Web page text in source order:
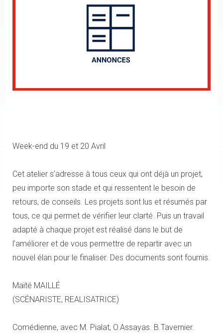
Week-end du 19 et 20 Avril
Cet atelier s’adresse à tous ceux qui ont déjà un projet,
peu importe son stade et qui ressentent le besoin de
retours, de conseils. Les projets sont lus et résumés par
tous, ce qui permet de vérifier leur clarté. Puis un travail
adapté à chaque projet est réalisé dans le but de
l’améliorer et de vous permettre de repartir avec un
nouvel élan pour le finaliser. Des documents sont fournis.
Maïté MAILLÉ
(SCÉNARISTE, REALISATRICE)
Comédienne, avec M. Pialat, O.Assayas. B.Tavernier.